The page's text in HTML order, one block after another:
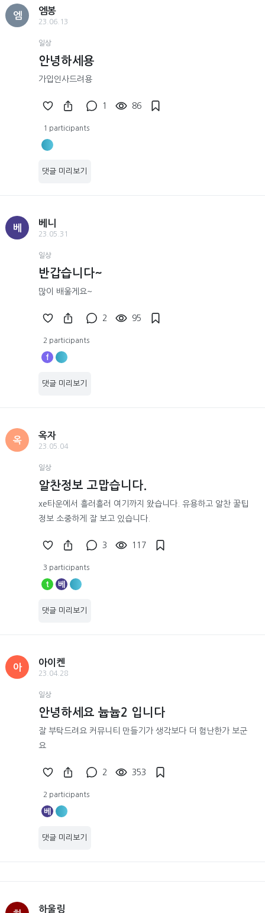
엠
엠봉
23.06.13
일상
안녕하세용
가입인사드려용
1 86
1 participants
댓글 미리보기
베
베니
23.05.31
일상
반갑습니다~
많이 배울게요~
2 95
2 participants
f
댓글 미리보기
옥
옥자
23.05.04
일상
알찬정보 고맙습니다.
xe타운에서 흘러흘러 여기까지 왔습니다. 유용하고 알찬 꿀팁
정보 소중하게 잘 보고 있습니다.
3 117
3 participants
t 베
댓글 미리보기
아
아이켄
23.04.28
일상
안녕하세요 늅늅2 입니다
잘 부탁드려요 커뮤니티 만들기가 생각보다 더 험난한가 보군
요
2 353
2 participants
베
댓글 미리보기
하울링